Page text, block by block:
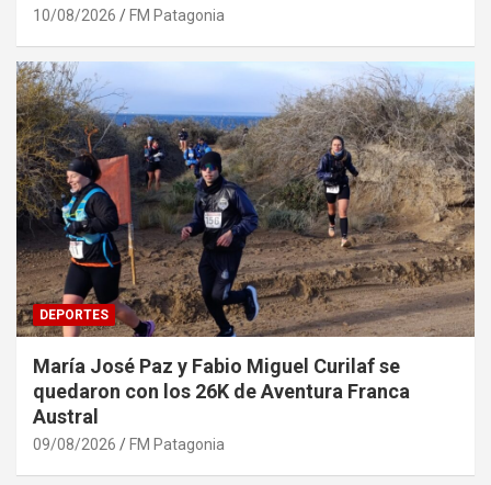
10/08/2026 FM Patagonia
DEPORTES
María José Paz y Fabio Miguel Curilaf se
quedaron con los 26K de Aventura Franca
Austral
09/08/2026 FM Patagonia